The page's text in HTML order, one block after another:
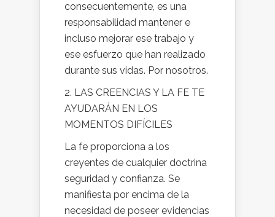
consecuentemente, es una
responsabilidad mantener e
incluso mejorar ese trabajo y
ese esfuerzo que han realizado
durante sus vidas. Por nosotros.
2. LAS CREENCIAS Y LA FE TE
AYUDARÁN EN LOS
MOMENTOS DIFÍCILES
La fe proporciona a los
creyentes de cualquier doctrina
seguridad y confianza. Se
manifiesta por encima de la
necesidad de poseer evidencias